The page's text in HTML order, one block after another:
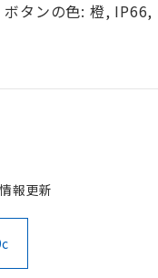
タンの色: 橙,
報更新